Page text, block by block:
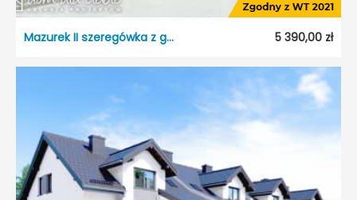
5 390,00 zł
Mazurek II szeregówka z garażem
5 dni roboczych
Typ projektu:
Szeregowiec
Garaż:
Jednostanowiskowy
Dach:
Kąt nach. dachu:
35°